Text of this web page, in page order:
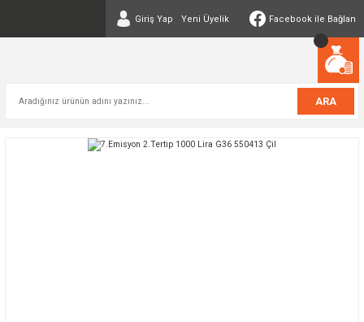
Giriş Yap Yeni Üyelik Facebook ile Bağlan
ARA